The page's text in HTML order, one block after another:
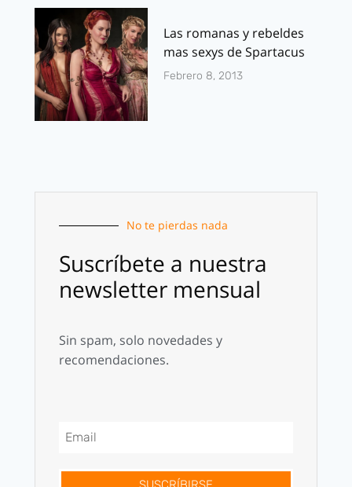
Las romanas y rebeldes
mas sexys de Spartacus
Febrero 8, 2013
No te pierdas nada
Suscríbete a nuestra
newsletter mensual
Sin spam, solo novedades y
recomendaciones.